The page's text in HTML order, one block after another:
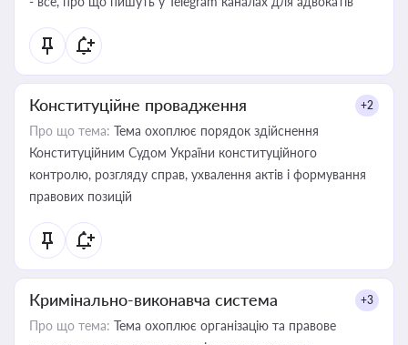
Конституційне провадження +2
Про що тема: Тема охоплює порядок здійснення
Конституційним Судом України конституційного
контролю, розгляду справ, ухвалення актів і формування
правових позицій
Кримінально-виконавча система +3
Про що тема: Тема охоплює організацію та правове